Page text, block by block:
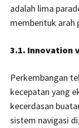
adalah lima
membentuk arah
3.1. Innovation
Perkembangan
kecepatan yang
kecerdasan
sistem navigasi